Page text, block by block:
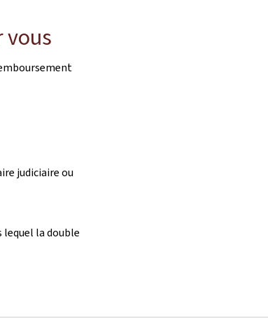
vous
judiciaire ou
la double